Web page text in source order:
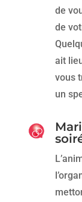
de
de
ait
vous
un